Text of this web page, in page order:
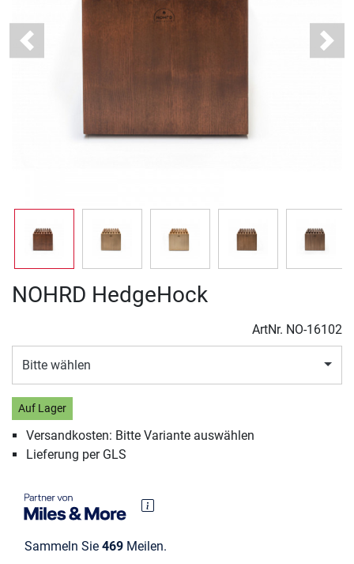
Previous Next
NOHRD HedgeHock
ArtNr. NO-16102
Bitte wählen
Auf Lager
Versandkosten: Bitte Variante auswählen
Lieferung per GLS
Sammeln Sie 469 Meilen.